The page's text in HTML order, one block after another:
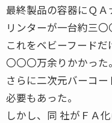
最終製品の容器にＱ
リンターが一台約三〇
これをベビーフード
〇〇〇万余りかかった。
さらに二次元バーコ
必要もあった。
しかし、同 社がＦＡ